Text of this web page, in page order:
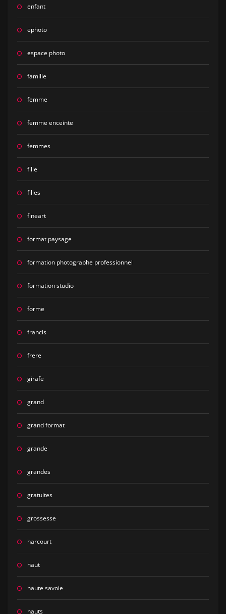
enfant
ephoto
espace photo
famille
femme
femme enceinte
femmes
fille
filles
fineart
format paysage
formation photographe professionnel
formation studio
forme
francis
frere
girafe
grand
grand format
grande
grandes
gratuites
grossesse
harcourt
haut
haute savoie
hauts